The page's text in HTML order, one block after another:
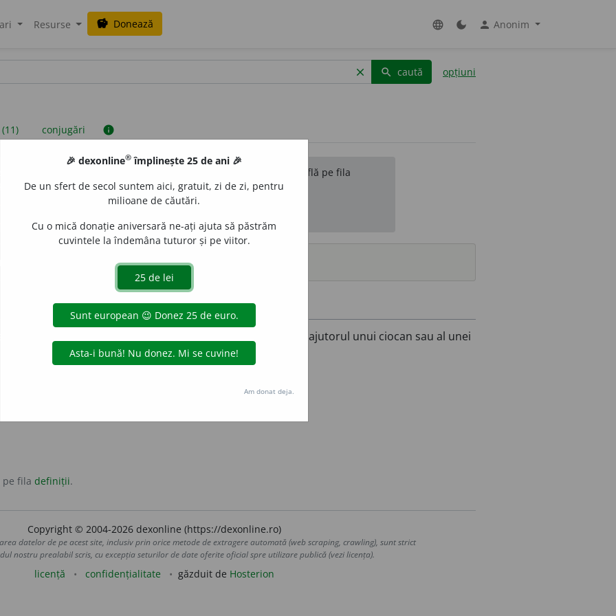
Resurse savings Donează language dark_mode person Anonim
clear search caută opțiuni
conjugări info
sunt compilate de echipa dexonline. Definițiile originale se află pe fila
reordona filele pe pagina depreferințe.
surse
sau un aliaj prin deformare plastică, la cald sau la rece, cu ajutorul unui ciocan sau al unei
pe fila definiții.
Copyright © 2004-2026 dexonline (https://dexonline.ro)
datelor de pe acest site, inclusiv prin orice metode de extragere automată (web scraping, crawling), sunt strict
nostru prealabil scris, cu excepția seturilor de date oferite oficial spre utilizare publică (vezi licența).
licență confidențialitate găzduit de Hosterion
🎉 dexonline® împlinește 25 de ani 🎉
De un sfert de secol suntem aici, gratuit, zi de zi, pentru
milioane de căutări.
Cu o mică donație aniversară ne-ați ajuta să păstrăm
cuvintele la îndemâna tuturor și pe viitor.
Am donat deja.